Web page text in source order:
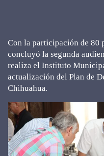
Con la participación de 80
concluyó la segunda
realiza el Instituto
actualización del Plan de
Chihuahua.